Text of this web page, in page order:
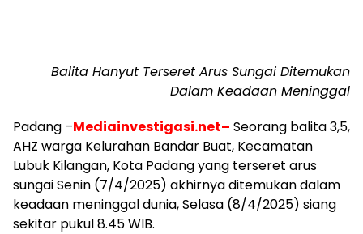
Balita Hanyut Terseret Arus Sungai Ditemukan
Dalam Keadaan Meninggal
Padang –Mediainvestigasi.net– Seorang balita 3,5,
AHZ warga Kelurahan Bandar Buat, Kecamatan
Lubuk Kilangan, Kota Padang yang terseret arus
sungai Senin (7/4/2025) akhirnya ditemukan dalam
keadaan meninggal dunia, Selasa (8/4/2025) siang
sekitar pukul 8.45 WIB.